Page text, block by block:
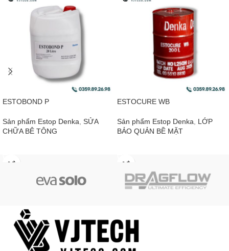
ESTOBOND P
Sản phẩm Estop Denka, SỬA
CHỮA BÊ TÔNG
ESTOCURE WB
Sản phẩm Estop Denka, LỚP
BẢO QUẢN BỀ MẶT